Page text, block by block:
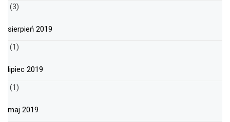
(3)
sierpień 2019
(1)
lipiec 2019
(1)
maj 2019